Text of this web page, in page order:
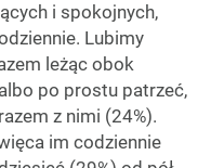
i spokojnych,
Lubimy
leżąc obok
po prostu patrzeć,
z nimi (24%).
im codziennie